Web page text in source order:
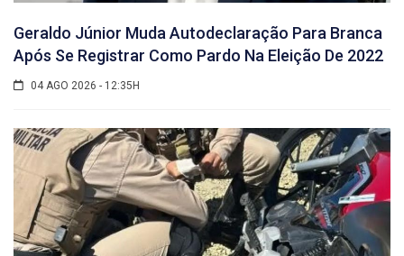
Geraldo Júnior Muda Autodeclaração Para Branca
Após Se Registrar Como Pardo Na Eleição De 2022
04 AGO 2026 - 12:35H